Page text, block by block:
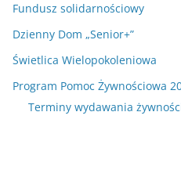
Fundusz solidarnościowy
Dzienny Dom „Senior+”
Świetlica Wielopokoleniowa
Program Pomoc Żywnościowa
Terminy wydawania